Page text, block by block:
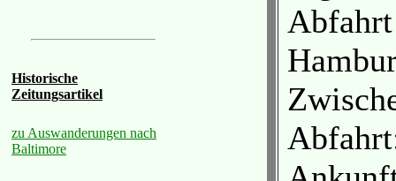
Historische
Zeitungsartikel
zu Auswanderungen nach
Baltimore